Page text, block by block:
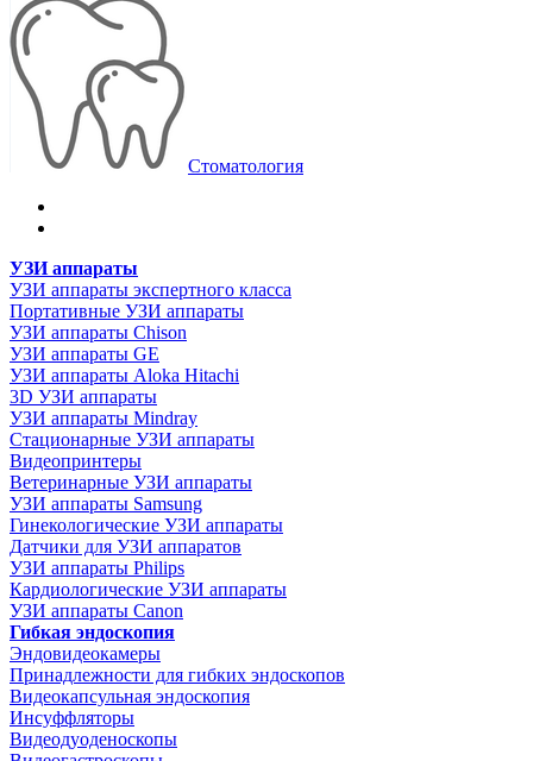
Стоматология
УЗИ аппараты
УЗИ аппараты экспертного класса
Портативные УЗИ аппараты
УЗИ аппараты Chison
УЗИ аппараты GE
УЗИ аппараты Aloka Hitachi
3D УЗИ аппараты
УЗИ аппараты Mindray
Стационарные УЗИ аппараты
Видеопринтеры
Ветеринарные УЗИ аппараты
УЗИ аппараты Samsung
Гинекологические УЗИ аппараты
Датчики для УЗИ аппаратов
УЗИ аппараты Philips
Кардиологические УЗИ аппараты
УЗИ аппараты Canon
Гибкая эндоскопия
Эндовидеокамеры
Принадлежности для гибких эндоскопов
Видеокапсульная эндоскопия
Инсуффляторы
Видеодуоденоскопы